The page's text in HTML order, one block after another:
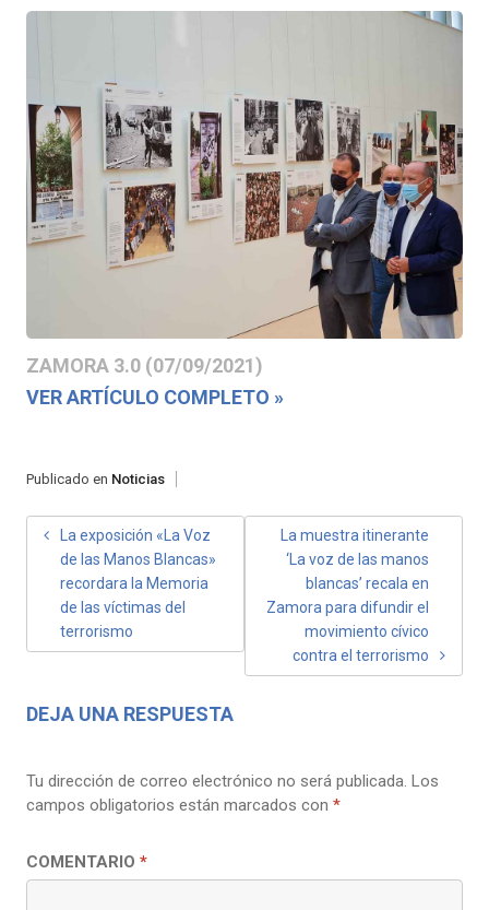
ZAMORA 3.0 (07/09/2021)
VER ARTÍCULO COMPLETO »
Publicado en Noticias
NAVEGACIÓN
ENTRADAS
La exposición «La Voz
de las Manos Blancas»
recordara la Memoria
de las víctimas del
terrorismo
La muestra itinerante
‘La voz de las manos
blancas’ recala en
Zamora para difundir el
movimiento cívico
contra el terrorismo
DEJA UNA RESPUESTA
Tu dirección de correo electrónico no será publicada. Los
campos obligatorios están marcados con *
COMENTARIO *